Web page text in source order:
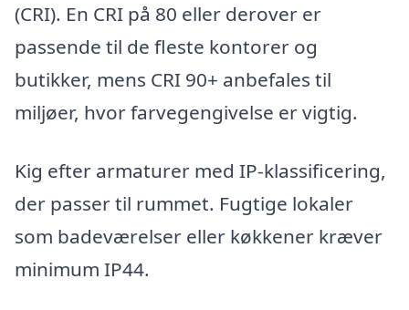
(CRI). En CRI på 80 eller derover er
passende til de fleste kontorer og
butikker, mens CRI 90+ anbefales til
miljøer, hvor farvegengivelse er vigtig.
Kig efter armaturer med IP-klassificering,
der passer til rummet. Fugtige lokaler
som badeværelser eller køkkener kræver
minimum IP44.